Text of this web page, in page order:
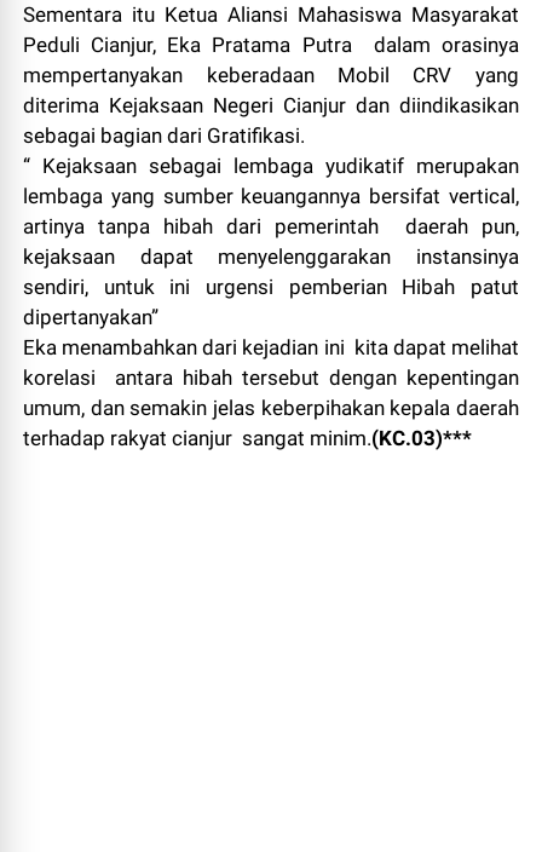
Sementara itu Ketua Aliansi Mahasiswa Masyarakat
Peduli Cianjur, Eka Pratama Putra dalam orasinya
mempertanyakan keberadaan Mobil CRV yang
diterima Kejaksaan Negeri Cianjur dan diindikasikan
sebagai bagian dari Gratifikasi.
“ Kejaksaan sebagai lembaga yudikatif merupakan
lembaga yang sumber keuangannya bersifat vertical,
artinya tanpa hibah dari pemerintah daerah pun,
kejaksaan dapat menyelenggarakan instansinya
sendiri, untuk ini urgensi pemberian Hibah patut
dipertanyakan”
Eka menambahkan dari kejadian ini kita dapat melihat
korelasi antara hibah tersebut dengan kepentingan
umum, dan semakin jelas keberpihakan kepala daerah
terhadap rakyat cianjur sangat minim.(KC.03)***